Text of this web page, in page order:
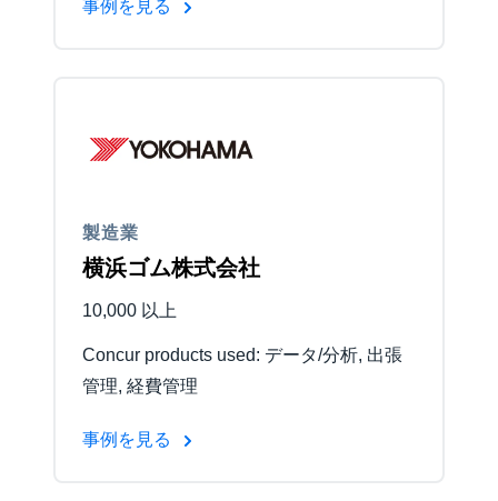
事例を見る
製造業
横浜ゴム株式会社
10,000 以上
Concur products used: データ/分析, 出張
管理, 経費管理
事例を見る